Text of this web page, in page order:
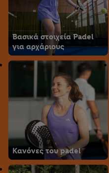
Βασικά στοιχεία Padel
για αρχάριους
Κανόνες του padel